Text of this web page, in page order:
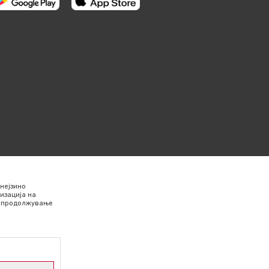
на
продолжување